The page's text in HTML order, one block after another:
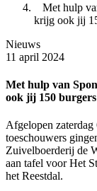
Met hulp
krijg ook jij
Nieuws
11 april 2024
Met hulp van
ook jij 150
Afgelopen
toeschouwers
Zuivelboerderij de
aan tafel voor Het
het Reestdal.